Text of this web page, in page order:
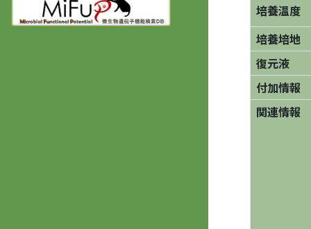
培養温度
培養培地
復元液
付加情報
関連情報